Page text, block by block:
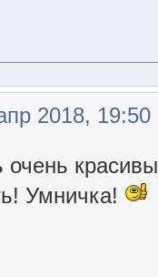
2018, 19:50
очень
Умничка!